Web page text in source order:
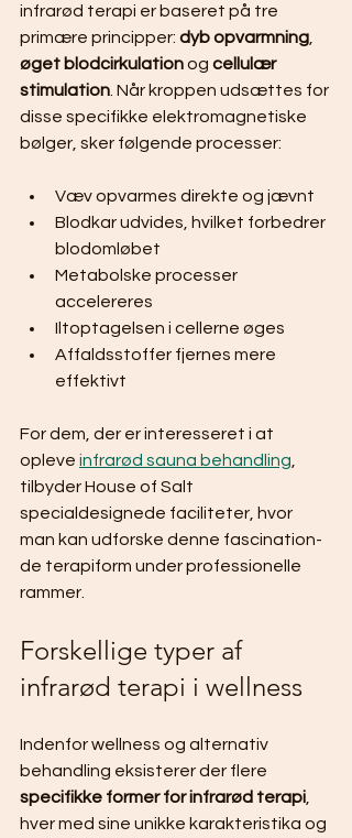
infrarød terapi er baseret på tre
primære principper: dyb opvarmning
øget blodcirkulation og cellulær
stimulation . Når kroppen udsættes for
disse specifikke elektromagnetiske
bølger, sker følgende processer:
Væv opvarmes direkte og jævnt
Blodkar udvides, hvilket forbedrer
blodomløbet
Metabolske processer
accelereres
Iltoptagelsen i cellerne øges
Affaldsstoffer fjernes mere
effektivt
For dem, der er interesseret i at
opleve infrarød sauna behandling
tilbyder House of Salt
specialdesignede faciliteter, hvor
man kan udforske denne fascination­
de terapiform under professionelle
rammer.
Forskellige typer af
infrarød terapi i wellness
Indenfor wellness og alternativ
behandling eksisterer der flere
specifikke former for infrarød terapi
hver med sine unikke karakteristika og